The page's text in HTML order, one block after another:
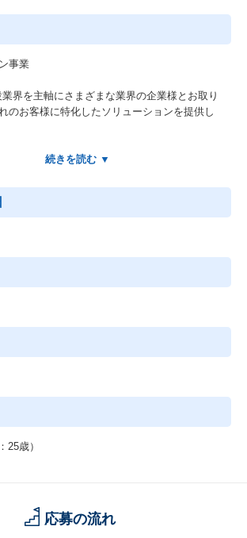
事業
界を主軸にさまざまな業界の企業様とお取り
のお客様に特化したソリューションを提供し
における業務効率化を主眼としたAI SaaSを展
ァーストプロダクトである『DigitalBillder』シ
上の管理業務のDX化を実現・推進していま
は建設業特化LLMサービスのAIコンストシェル
も提供を開始し、ローンチ3カ月ですでに50社
ただいております。
25歳）
応募の流れ